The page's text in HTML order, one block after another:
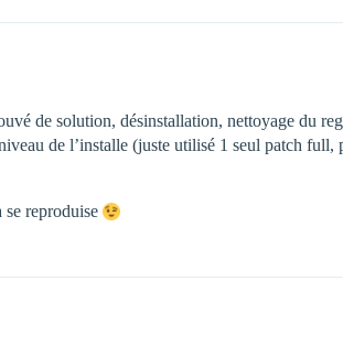
de solution, désinstallation, nettoyage du
de l’installe (juste utilisé 1 seul patch full,
se reproduise